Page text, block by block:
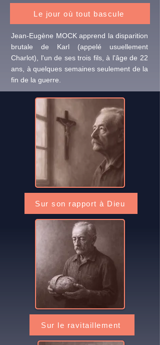
Le jour où tout bascule
Jean-Eugène MOCK apprend la disparition
brutale de Karl (appelé usuellement
Charlot), l'un de ses trois fils, à l'âge de 22
ans, à quelques semaines seulement de la
fin de la guerre.
Sur son rapport à Dieu
Sur le ravitaillement